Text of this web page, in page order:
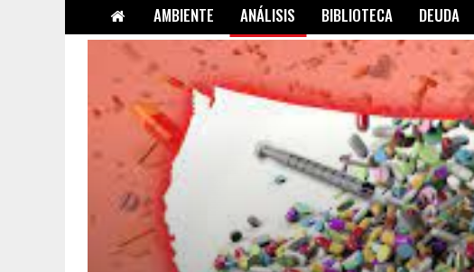
AMBIENTE ANÁLISIS BIBLIOTECA DEUDA